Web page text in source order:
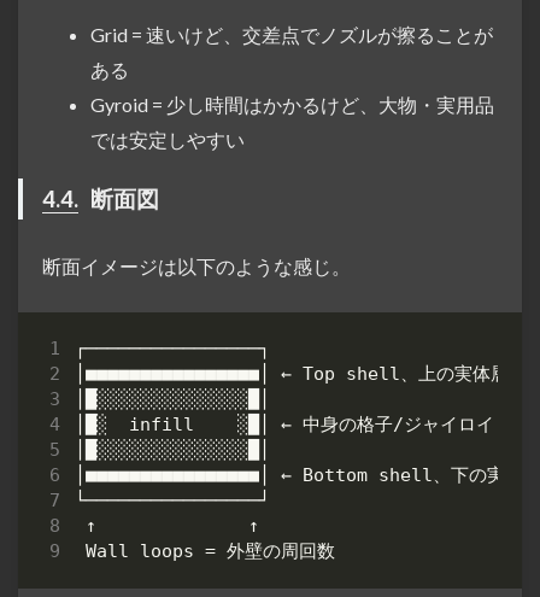
Grid = 速いけど、交差点でノズルが擦ることが
ある
Gyroid = 少し時間はかかるけど、大物・実用品
では安定しやすい
4.4. 断面図
断面イメージは以下のような感じ。